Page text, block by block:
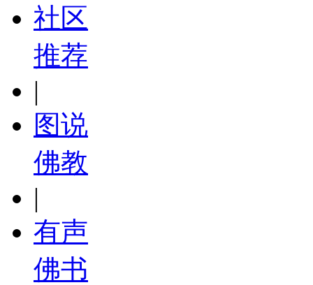
社区
推荐
|
图说
佛教
|
有声
佛书